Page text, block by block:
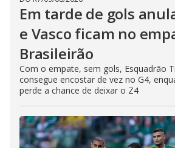
Em tarde de gols
e Vasco ficam no
Brasileirão
Com o empate, sem gols, Esquadrão
consegue encostar de vez no G4,
perde a chance de deixar o Z4